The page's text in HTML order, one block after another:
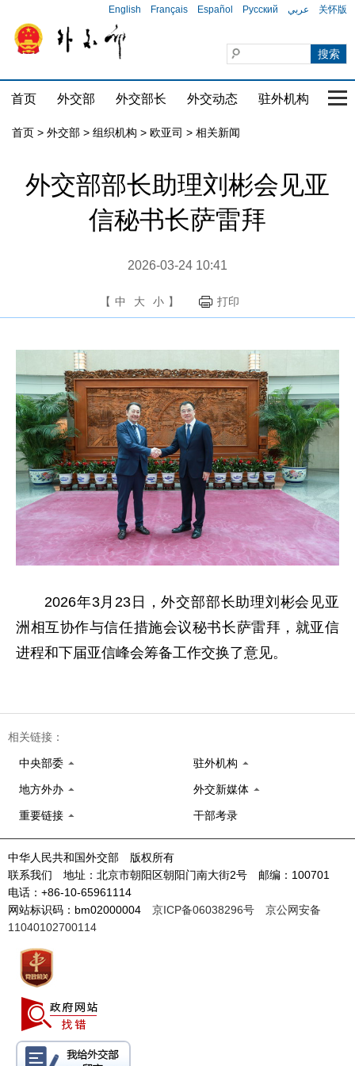
English Français Español Русский عربي 关怀版
首页 外交部 外交部长 外交动态 驻外机构 国
首页 > 外交部 > 组织机构 > 欧亚司 > 相关新闻
​外交部部长助理刘彬会见亚
信秘书长萨雷拜
2026-03-24 10:41
【 中 大 小 】 打印
2026年3月23日，外交部部长助理刘彬会见亚
洲相互协作与信任措施会议秘书长萨雷拜，就亚信
进程和下届亚信峰会筹备工作交换了意见。
相关链接：
中央部委 驻外机构
地方外办 外交新媒体
重要链接 干部考录
中华人民共和国外交部 版权所有
联系我们 地址：北京市朝阳区朝阳门南大街2号 邮编：100701
电话：+86-10-65961114
网站标识码：bm02000004 京ICP备06038296号
京公网安备
11040102700114